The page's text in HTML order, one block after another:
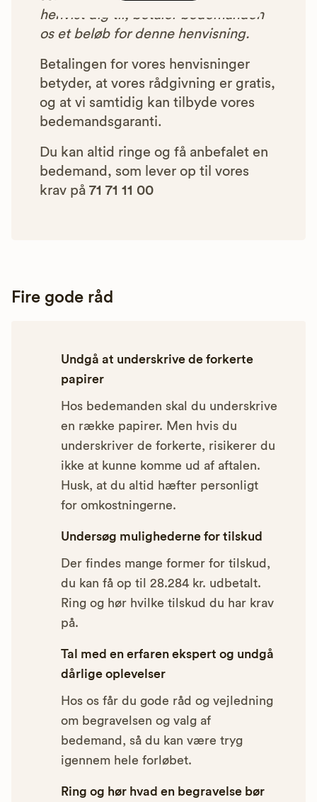
henvist dig til, betaler bedemanden
os et beløb for denne henvisning.
Betalingen for vores henvisninger
betyder, at vores rådgivning er gratis,
og at vi samtidig kan tilbyde vores
bedemandsgaranti.
Du kan altid ringe og få anbefalet en
bedemand, som lever op til vores
krav på 71 71 11 00
Fire gode råd
Undgå at underskrive de forkerte
papirer
Hos bedemanden skal du underskrive
en række papirer. Men hvis du
underskriver de forkerte, risikerer du
ikke at kunne komme ud af aftalen.
Husk, at du altid hæfter personligt
for omkostningerne.
Undersøg mulighederne for tilskud
Der findes mange former for tilskud,
du kan få op til 28.284 kr. udbetalt.
Ring og hør hvilke tilskud du har krav
på.
Tal med en erfaren ekspert og undgå
dårlige oplevelser
Hos os får du gode råd og vejledning
om begravelsen og valg af
bedemand, så du kan være tryg
igennem hele forløbet.
Ring og hør hvad en begravelse bør